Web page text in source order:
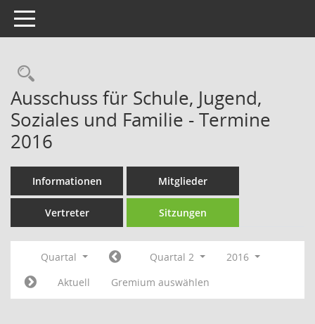
Toggle navigation
Rechercheauswahl
Ausschuss für Schule, Jugend,
Soziales und Familie - Termine
2016
Informationen Mitglieder
Vertreter Sitzungen
Quartal Quartal 2
2016
Aktuell
Gremium auswählen